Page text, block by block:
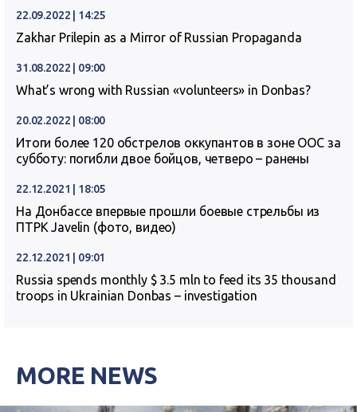
22.09.2022 | 14:25
Zakhar Prilepin as a Mirror of Russian Propaganda
31.08.2022 | 09:00
What’s wrong with Russian «volunteers» in Donbas?
20.02.2022 | 08:00
Итоги более 120 обстрелов оккупантов в зоне ООС за
субботу: погибли двое бойцов, четверо – ранены
22.12.2021 | 18:05
На Донбассе впервые прошли боевые стрельбы из
ПТРК Javelin (фото, видео)
22.12.2021 | 09:01
Russia spends monthly $ 3.5 mln to feed its 35 thousand
troops in Ukrainian Donbas – investigation
MORE NEWS